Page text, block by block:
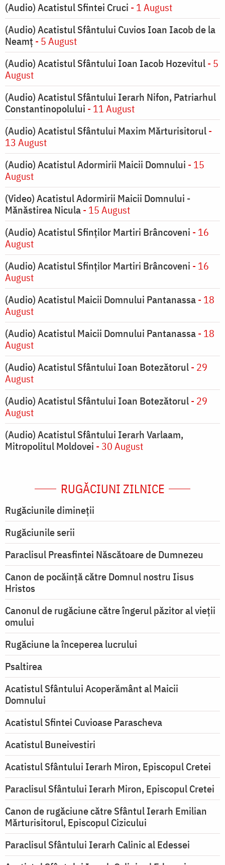
(Audio) Acatistul Sfintei Cruci - 1 August
(Audio) Acatistul Sfântului Cuvios Ioan Iacob de la
Neamț - 5 August
(Audio) Acatistul Sfântului Ioan Iacob Hozevitul- 5
August
(Audio) Acatistul Sfântului Ierarh Nifon, Patriarhul
Constantinopolului - 11 August
(Audio) Acatistul Sfântului Maxim Mărturisitorul-
13 August
(Audio) Acatistul Adormirii Maicii Domnului - 15
August
(Video) Acatistul Adormirii Maicii Domnului -
Mănăstirea Nicula- 15 August
(Audio) Acatistul Sfinților Martiri Brâncoveni - 16
August
(Audio) Acatistul Sfinților Martiri Brâncoveni - 16
August
(Audio) Acatistul Maicii Domnului Pantanassa- 18
August
(Audio) Acatistul Maicii Domnului Pantanassa- 18
August
(Audio) Acatistul Sfântului Ioan Botezătorul- 29
August
(Audio) Acatistul Sfântului Ioan Botezătorul- 29
August
(Audio) Acatistul Sfântului Ierarh Varlaam,
Mitropolitul Moldovei - 30 August
RUGĂCIUNI ZILNICE
Rugăciunile dimineții
Rugăciunile serii
Paraclisul Preasfintei Născătoare de Dumnezeu
Canon de pocăință către Domnul nostru Iisus
Hristos
Canonul de rugăciune către îngerul păzitor al vieții
omului
Rugăciune la începerea lucrului
Psaltirea
Acatistul Sfântului Acoperământ al Maicii
Domnului
Acatistul Sfintei Cuvioase Parascheva
Acatistul Buneivestiri
Acatistul Sfântului Ierarh Miron, Episcopul Cretei
Paraclisul Sfântului Ierarh Miron, Episcopul Cretei
Canon de rugăciune către Sfântul Ierarh Emilian
Mărturisitorul, Episcopul Cizicului
Paraclisul Sfântului Ierarh Calinic al Edessei